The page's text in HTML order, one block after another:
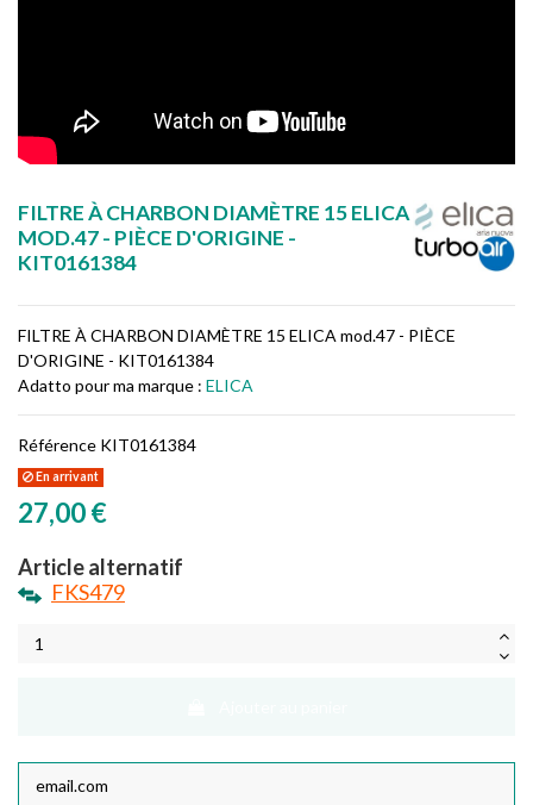
FILTRE À CHARBON DIAMÈTRE 15 ELICA
MOD.47 - PIÈCE D'ORIGINE -
KIT0161384
FILTRE À CHARBON DIAMÈTRE 15 ELICA mod.47 - PIÈCE
D'ORIGINE - KIT0161384
Adatto pour ma marque : ELICA
Référence KIT0161384
En arrivant
27,00 €
Article alternatif
FKS479